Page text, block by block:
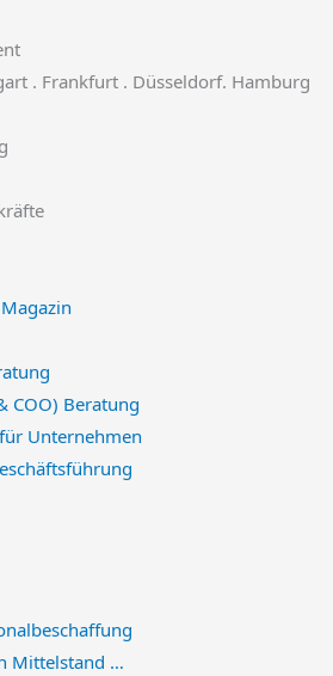
. Frankfurt . Düsseldorf. Hamburg
COO) Beratung
Unternehmen
Mittelstand …